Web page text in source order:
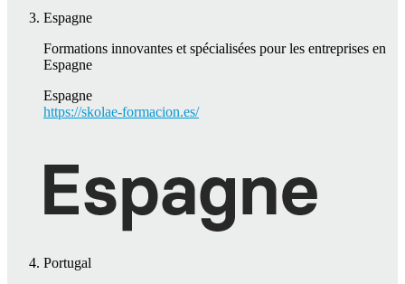
Espagne
Formations innovantes et spécialisées pour les entreprises en
Espagne
Espagne
https://skolae-formacion.es/
Portugal